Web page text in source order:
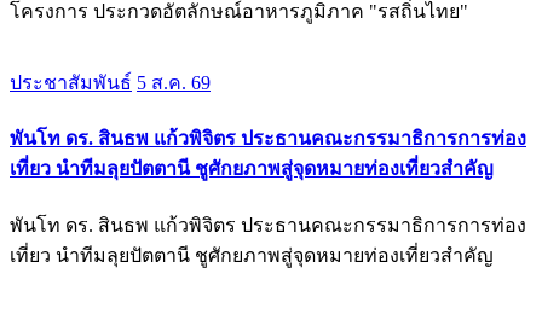
โครงการ ประกวดอัตลักษณ์อาหารภูมิภาค "รสถิ่นไทย"
ประชาสัมพันธ์ 5 ส.ค. 69
พันโท ดร. สินธพ แก้วพิจิตร ประธานคณะกรรมาธิการการท่อง
เที่ยว นำทีมลุยปัตตานี ชูศักยภาพสู่จุดหมายท่องเที่ยวสำคัญ
พันโท ดร. สินธพ แก้วพิจิตร ประธานคณะกรรมาธิการการท่อง
เที่ยว นำทีมลุยปัตตานี ชูศักยภาพสู่จุดหมายท่องเที่ยวสำคัญ